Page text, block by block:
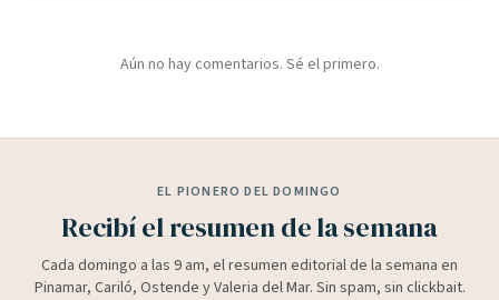
Aún no hay comentarios. Sé el primero.
EL PIONERO DEL DOMINGO
Recibí el resumen de la semana
Cada domingo a las 9 am, el resumen editorial de la semana en
Pinamar, Cariló, Ostende y Valeria del Mar. Sin spam, sin clickbait.